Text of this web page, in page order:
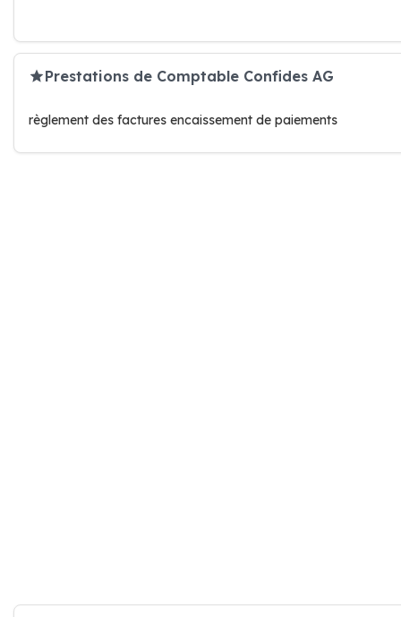
Prestations de Comptable Confides AG
règlement des factures encaissement de paiements